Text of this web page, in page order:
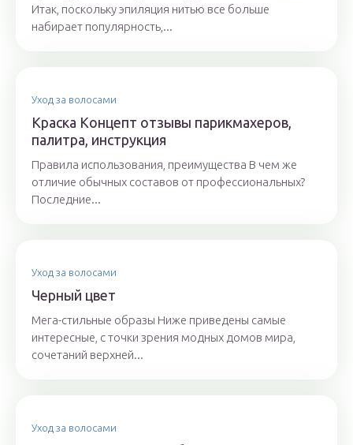
Итак, поскольку эпиляция нитью все больше
набирает популярность,...
Уход за волосами
Краска Концепт отзывы парикмахеров,
палитра, инструкция
Правила использования, преимущества В чем же
отличие обычных составов от профессиональных?
Последние...
Уход за волосами
Черный цвет
Мега-стильные образы Ниже приведены самые
интересные, с точки зрения модных домов мира,
сочетаний верхней...
Уход за волосами